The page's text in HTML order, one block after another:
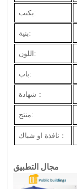
يكتب:
بنية:
اللون:
باب:
شهادة ：
منتج:
نافذة او شباك ：
مجال التطبيق